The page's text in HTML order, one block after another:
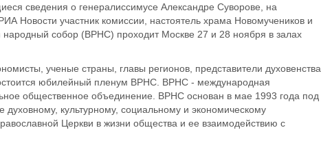
сведения о генералиссимусе Александре Суворове, на
Новости участник комиссии, настоятель храма Новомучеников и
собор (ВРНС) проходит Москве 27 и 28 ноября в залах
ученые страны, главы регионов, представители духовенства
юбилейный пленум ВРНС. ВРНС - международная
общественное объединение. ВРНС основан в мае 1993 года под
культурному, социальному и экономическому
Церкви в жизни общества и ее взаимодействию с